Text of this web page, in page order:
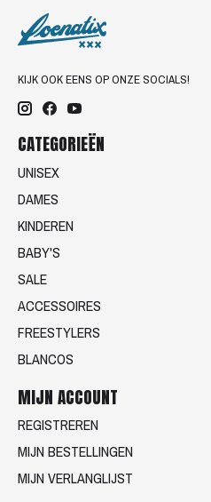
KIJK OOK EENS OP ONZE SOCIALS!
CATEGORIEËN
UNISEX
DAMES
KINDEREN
BABY'S
SALE
ACCESSOIRES
FREESTYLERS
BLANCOS
MIJN ACCOUNT
REGISTREREN
MIJN BESTELLINGEN
MIJN VERLANGLIJST